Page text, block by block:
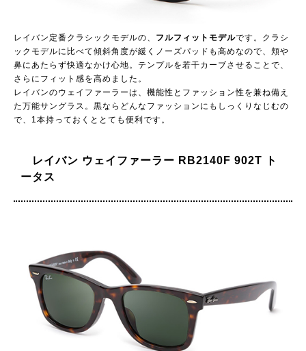
レイバン定番クラシックモデルの、 フルフィットモデルです。クラシ
ックモデルに比べて傾斜角度が緩くノーズパッドも高めなので、頬や
鼻にあたらず快適なかけ心地。テンプルを若干カーブさせることで、
さらにフィット感を高めました。
レイバンのウェイファーラーは、機能性とファッション性を兼ね備え
た万能サングラス。黒ならどんなファッションにもしっくりなじむの
で、1本持っておくととても便利です。
レイバン ウェイファーラー RB2140F 902T ト
ータス